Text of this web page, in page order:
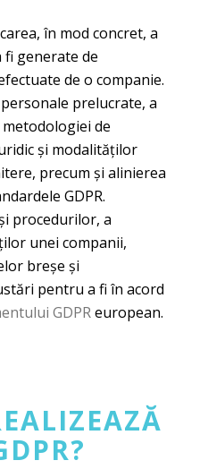
în mod concret, a
generate de
de o companie.
prelucrate, a
de
și modalităților
precum și alinierea
GDPR.
procedurilor, a
unei companii,
breșe și
pentru a fi în acord
GDPReuropean.
?